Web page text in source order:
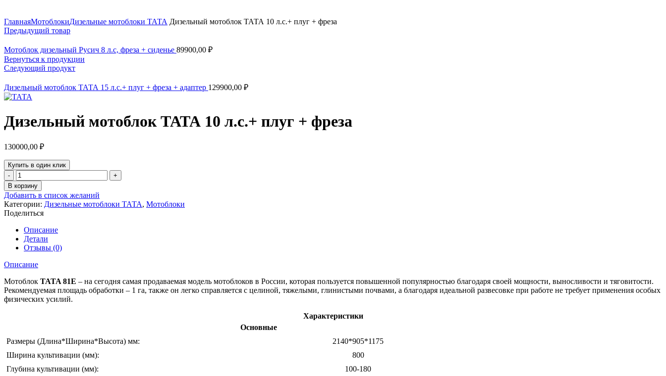
ГлавнаяМотоблокиДизельные мотоблоки ТАТА Дизельный мотоблок ТАТА 10 л.с.+ плуг + фреза
Предыдущий товар
Мотоблок дизельный Русич 8 л.с, фреза + сиденье 89900,00 ₽
Вернуться к продукции
Следующий продукт
Дизельный мотоблок ТАТА 15 л.с.+ плуг + фреза + адаптер 129900,00 ₽
Дизельный мотоблок ТАТА 10 л.с.+ плуг + фреза
130000,00 ₽
Купить в один клик
Количество
товара
Дизельный
мотоблок
ТАТА
10
л.с.+
плуг
+
фреза
В корзину
Добавить в список желаний
Категории: Дизельные мотоблоки ТАТА, Мотоблоки
Поделиться
Описание
Детали
Отзывы (0)
Описание
Мотоблок TATA 81Е – на сегодня самая продаваемая модель мотоблоков в России, которая пользуется повышенной популярностью благодаря своей мощности, выносливости и тяговитости.
Рекомендуемая площадь обработки – 1 га, также он легко справляется с целиной, тяжелыми, глинистыми почвами, а благодаря идеальной развесовке при работе не требует применения особых
физических усилий.
Характеристики
Основные
Размеры (Длина*Ширина*Высота) мм:
2140*905*1175
Ширина культивации (мм):
800
Глубина культивации (мм):
100-180